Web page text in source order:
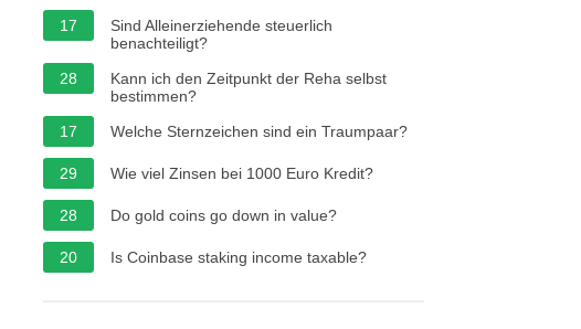
17
Sind Alleinerziehende steuerlich
benachteiligt?
28
Kann ich den Zeitpunkt der Reha selbst
bestimmen?
17
Welche Sternzeichen sind ein Traumpaar?
29 Wie viel Zinsen bei 1000 Euro Kredit?
28 Do gold coins go down in value?
20 Is Coinbase staking income taxable?